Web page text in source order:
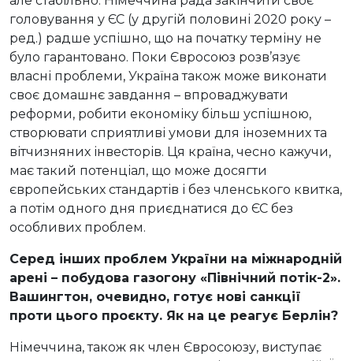
головування у ЄС (у другій половині 2020 року –
ред.) радше успішно, що на початку терміну не
було гарантовано. Поки Євросоюз розв’язує
власні проблеми, Україна також може виконати
своє домашнє завдання – впроваджувати
реформи, робити економіку більш успішною,
створювати сприятливі умови для іноземних та
вітчизняних інвесторів. Ця країна, чесно кажучи,
має такий потенціал, що може досягти
європейських стандартів і без членського квитка,
а потім одного дня приєднатися до ЄС без
особливих проблем.
Серед інших проблем України на міжнародній
арені – побудова газогону «Північний потік-2».
Вашингтон, очевидно, готує нові санкції
проти цього проєкту. Як на це реагує Берлін?
Німеччина, також як член Євросоюзу, виступає